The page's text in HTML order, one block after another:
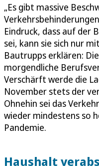
„Es gibt massive
Eindruck, dass auf der
sei, kann sie sich nur
Bautrupps erklären:
morgendliche
Verschärft werde die
November stets der
Ohnehin sei das
wieder mindestens so
Pandemie.
Haushalt